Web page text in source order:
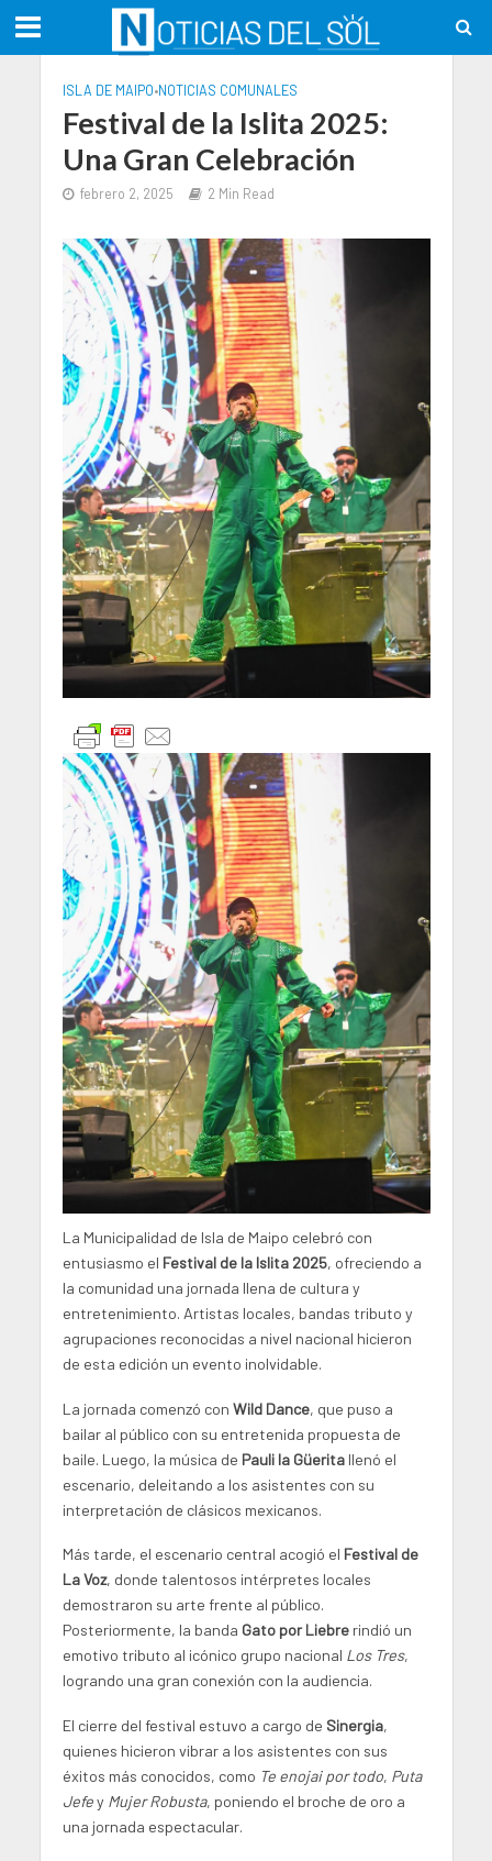
ISLA DE MAIPO•NOTICIAS COMUNALES
Festival de la Islita 2025:
Una Gran Celebración
febrero 2, 2025 2 Min Read
La Municipalidad de Isla de Maipo celebró con
entusiasmo el Festival de la Islita 2025, ofreciendo a
la comunidad una jornada llena de cultura y
entretenimiento. Artistas locales, bandas tributo y
agrupaciones reconocidas a nivel nacional hicieron
de esta edición un evento inolvidable.
La jornada comenzó con Wild Dance, que puso a
bailar al público con su entretenida propuesta de
baile. Luego, la música de Pauli la Güeritallenó el
escenario, deleitando a los asistentes con su
interpretación de clásicos mexicanos.
Más tarde, el escenario central acogió el Festival de
La Voz, donde talentosos intérpretes locales
demostraron su arte frente al público.
Posteriormente, la banda Gato por Liebrerindió un
emotivo tributo al icónico grupo nacional Los Tres,
logrando una gran conexión con la audiencia.
El cierre del festival estuvo a cargo de Sinergia,
quienes hicieron vibrar a los asistentes con sus
éxitos más conocidos, como Te enojai por todo, Puta
Jefey Mujer Robusta, poniendo el broche de oro a
una jornada espectacular.